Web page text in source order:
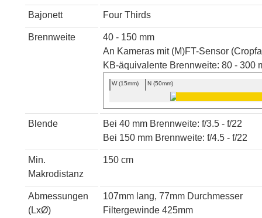
Bajonett Four Thirds
Brennweite
40 - 150 mm
An Kameras mit (M)FT-Sensor
KB-äquivalente Brennweite: 80 - 300
W (15mm) N (50mm)
Blende
Bei 40 mm Brennweite: f/3.5 - f/22
Bei 150 mm Brennweite: f/4.5 - f/22
Min.
Makrodistanz
150 cm
Abmessungen
(LxØ)
107mm lang, 77mm Durchmesser
Filtergewinde 425mm